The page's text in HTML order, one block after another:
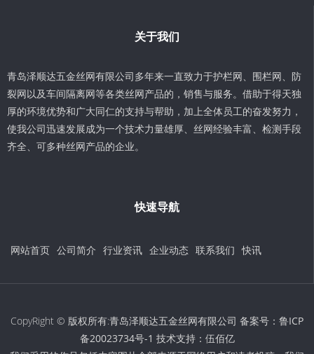
关于我们
青岛泽顺达五金丝网有限公司多年来一直致力于护栏网、围栏网、防
裂网以及车间隔离网等各类丝网产品的，销售与服务。借助于得天独
厚的环境优势和广大同仁的支持与帮助，加上全体员工的奋发努力，
使我公司迅速发展成为一个技术力量雄厚、丝网经验丰富、检测手段
齐全、可多种丝网产品的企业。
快速导航
网站首页 公司简介 行业资讯 企业动态 联系我们 快讯
CopyRight © 版权所有:青岛泽顺达五金丝网有限公司 备案号： 鲁ICP
备20023734号-1 技术支持： 伍佰亿